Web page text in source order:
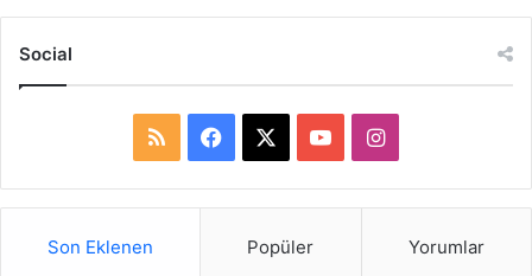
Social
S
a
o
I
n
Son Eklenen Popüler Yorumlar